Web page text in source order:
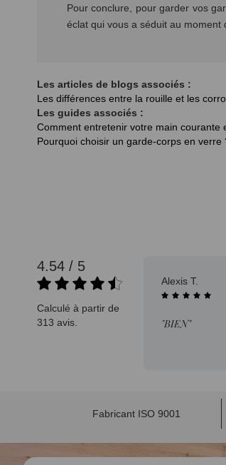
Pour conclure, pour garder vos
éclat qui vous a séduit au moment
Les articles de blogs associés :
Les différences entre la rouille et les
Les guides associés :
Comment entretenir votre main courante
Pourquoi choisir un garde-corps en verre
4.54 / 5
Calculé à partir de
313 avis.
08/08/2025 Alexis T.
"BIEN"
Fabricant ISO 9001